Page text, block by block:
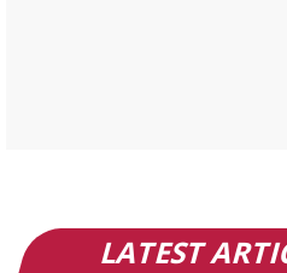
LATEST